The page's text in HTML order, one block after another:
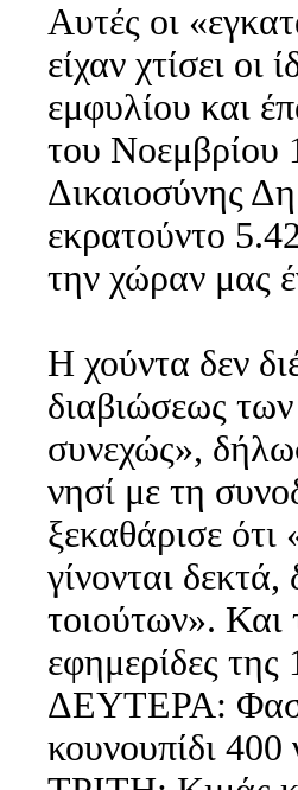
Αυτές οι
είχαν χτίσει οι
εμφυλίου και
του Νοεμβρίου
Δικαιοσύνης
εκρατούντο
την χώραν μας
Η χούντα δεν
διαβιώσεως
συνεχώς»,
νησί με τη
ξεκαθάρισε ότι
γίνονται
τοιούτων». Και
εφημερίδες
ΔΕΥΤΕΡΑ:
κουνουπίδι 400